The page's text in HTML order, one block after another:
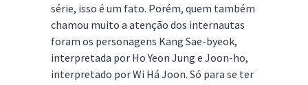
série, isso é um fato. Porém, quem também
chamou muito a atenção dos internautas
foram os personagens Kang Sae-byeok,
interpretada por Ho Yeon Jung e Joon-ho,
interpretado por Wi Há Joon. Só para se ter